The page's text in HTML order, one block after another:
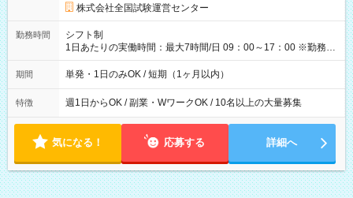
円の場合あり ・国家試験 7:00～13:30（休憩なし） 時給1,300
円（役割手当＋100円）×6時間＝日収8,400円＋交通費 【試用期
間】試用期間なし
株式会社全国試験運営センター
勤務時間
シフト制
1日あたりの実働時間：最大7時間/日 09：00～17：00 ※勤務時
間は 試験により異なります。
期間 単発・1日のみOK / 短期（1ヶ月以内）
特徴 週1日からOK / 副業・WワークOK / 10名以上の大量募集
気になる！ 応募する 詳細へ